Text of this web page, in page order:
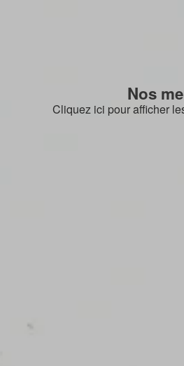
Nos
Cliquez ici pour afficher